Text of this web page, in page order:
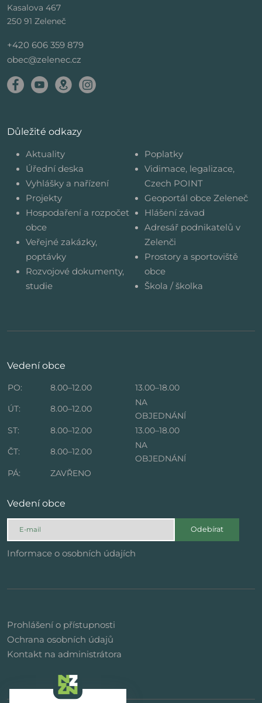
Kasalova 467
250 91 Zeleneč
+420 606 359 879
obec@zelenec.cz
Důležité odkazy
Aktuality
Úřední deska
Vyhlášky a nařízení
Projekty
Hospodaření a rozpočet
obce
Veřejné zakázky,
poptávky
Rozvojové dokumenty,
studie
Poplatky
Vidimace, legalizace,
Czech POINT
Geoportál obce Zeleneč
Hlášení závad
Adresář podnikatelů v
Zelenči
Prostory a sportoviště
obce
Škola / školka
Vedení obce
PO: 8.00–12.00
13.00–18.00
ÚT:
8.00–12.00
NA
OBJEDNÁNÍ
ST:
8.00–12.00
13.00–18.00
ČT:
8.00–12.00
NA
OBJEDNÁNÍ
PÁ:
ZAVŘENO
Vedení obce
Odebírat
Informace o osobních údajích
Prohlášení o přístupnosti
Ochrana osobních údajů
Kontakt na administrátora